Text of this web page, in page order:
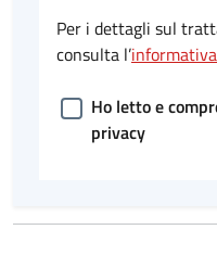
Per i dettagli sul
consulta l’
Ho letto e
privacy